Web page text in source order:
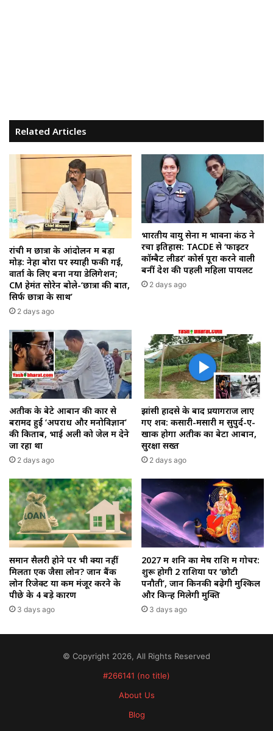
Related Articles
रांची में छात्रों के आंदोलन में बड़ा
मोड़: नेहा बोरा पर स्याही फेंकी गई,
वार्ता के लिए बना नया डेलिगेशन;
CM हेमंत सोरेन बोले-‘छात्रों की बात,
सिर्फ छात्रों के साथ’
2 days ago
भारतीय वायु सेना में भावना कंठ ने
रचा इतिहास: TACDE से ‘फाइटर
कॉम्बैट लीडर’ कोर्स पूरा करने वाली
बनीं देश की पहली महिला पायलट
2 days ago
अतीक के बेटे आबान की कार से
बरामद हुईं ‘अपराध और मनोविज्ञान’
की किताबें, भाई अली को जेल में देने
जा रहा था
2 days ago
झांसी हादसे के बाद प्रयागराज लाए
गए शव: कसारी-मसारी में सुपुर्द-ए-
खाक होगा अतीक का बेटा आबान,
सुरक्षा सख्त
2 days ago
समान सैलरी होने पर भी क्यों नहीं
मिलता एक जैसा लोन? जानें बैंक
लोन रिजेक्ट या कम मंजूर करने के
पीछे के 4 बड़े कारण
3 days ago
2027 में शनि का मेष राशि में गोचर:
शुरू होगी 2 राशियों पर ‘छोटी
पनौती’, जानें किनकी बढ़ेगी मुश्किलें
और किन्हें मिलेगी मुक्ति
3 days ago
© Copyright 2026, All Rights Reserved
#266141 (no title)
About Us
Blog